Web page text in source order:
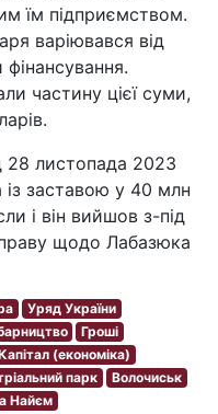
їм підприємством.
варіювався від
фінансування.
частину цієї суми,
28 листопада 2023
заставою у 40 млн
і він вийшов з-під
щодо Лабазюка
Уряд України
Гроші
(економіка)
парк
Волочиськ
Найєм